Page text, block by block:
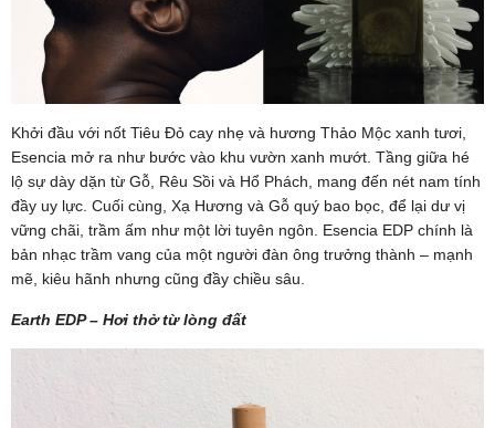
Khởi đầu với nốt Tiêu Đỏ cay nhẹ và hương Thảo Mộc xanh tươi,
Esencia mở ra như bước vào khu vườn xanh mướt. Tầng giữa hé
lộ sự dày dặn từ Gỗ, Rêu Sồi và Hổ Phách, mang đến nét nam tính
đầy uy lực. Cuối cùng, Xạ Hương và Gỗ quý bao bọc, để lại dư vị
vững chãi, trầm ấm như một lời tuyên ngôn. Esencia EDP chính là
bản nhạc trầm vang của một người đàn ông trưởng thành – mạnh
mẽ, kiêu hãnh nhưng cũng đầy chiều sâu.
Earth EDP – Hơi thở từ lòng đất